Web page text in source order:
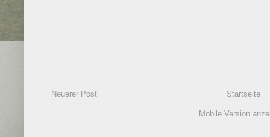
Neuerer Post Startseite
Mobile Version